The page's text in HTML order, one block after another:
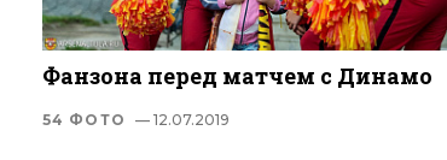
Фанзона перед матчем с Динамо
54 ФОТО — 12.07.2019